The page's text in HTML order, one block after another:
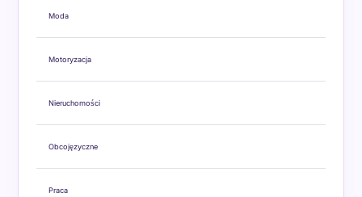
Moda
Motoryzacja
Nieruchomości
Obcojęzyczne
Praca